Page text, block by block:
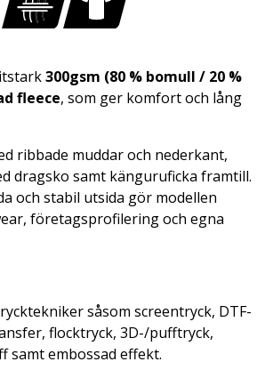
300gsm (80 % bomull / 20 %
fleece, som ger komfort och lång
ribbade muddar och nederkant,
dragsko samt känguruficka framtill.
och stabil utsida gör modellen
företagsprofilering och egna
såsom screentryck, DTF-
flocktryck, 3D-/pufftryck,
samt embossad effekt.